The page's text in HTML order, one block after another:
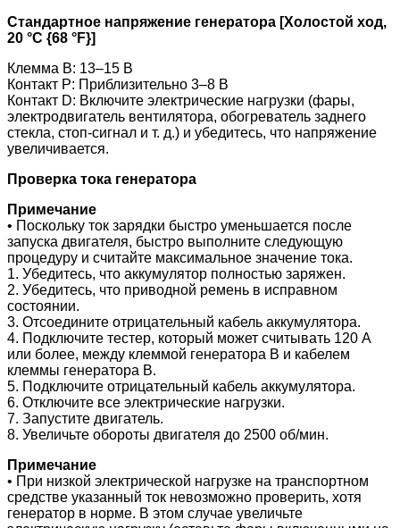
Стандартное напряжение генератора [Холостой ход,
20 °C {68 °F}]
Клемма B: 13–15 В
Контакт P: Приблизительно 3–8 В
Контакт D: Включите электрические нагрузки (фары,
электродвигатель вентилятора, обогреватель заднего
стекла, стоп-сигнал и т. д.) и убедитесь, что напряжение
увеличивается.
Проверка тока генератора
Примечание
• Поскольку ток зарядки быстро уменьшается после
запуска двигателя, быстро выполните следующую
процедуру и считайте максимальное значение тока.
1. Убедитесь, что аккумулятор полностью заряжен.
2. Убедитесь, что приводной ремень в исправном
состоянии.
3. Отсоедините отрицательный кабель аккумулятора.
4. Подключите тестер, который может считывать 120 А
или более, между клеммой генератора В и кабелем
клеммы генератора В.
5. Подключите отрицательный кабель аккумулятора.
6. Отключите все электрические нагрузки.
7. Запустите двигатель.
8. Увеличьте обороты двигателя до 2500 об/мин.
Примечание
• При низкой электрической нагрузке на транспортном
средстве указанный ток невозможно проверить, хотя
генератор в норме. В этом случае увеличьте